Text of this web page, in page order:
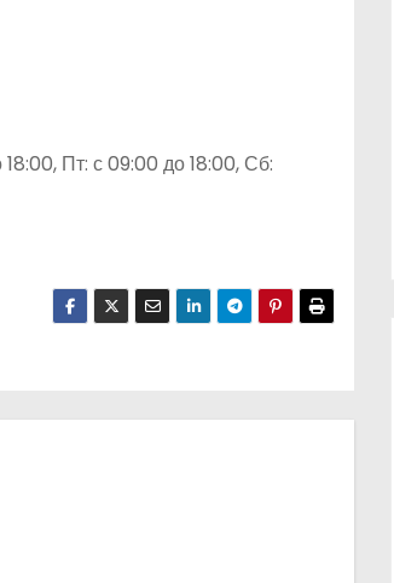
Пт: с 09:00 до 18:00, Сб: